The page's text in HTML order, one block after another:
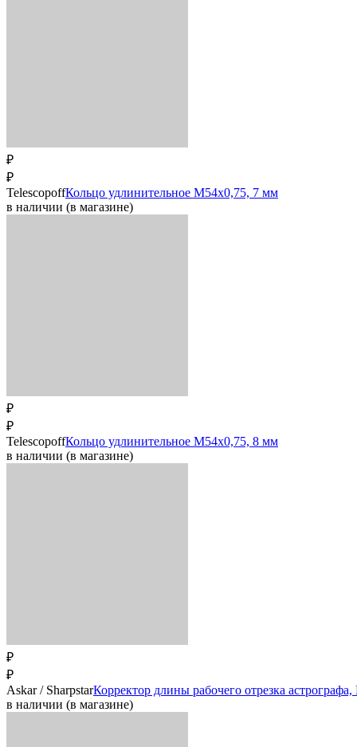
₽
₽
TelescopoffКольцо удлинительное M54x0,75, 7 мм
в наличии (в магазине)
₽
₽
TelescopoffКольцо удлинительное M54x0,75, 8 мм
в наличии (в магазине)
₽
₽
Askar / SharpstarКорректор длины рабочего отрезка астрографа,
в наличии (в магазине)